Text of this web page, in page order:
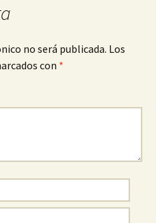
no será publicada. Los
con *